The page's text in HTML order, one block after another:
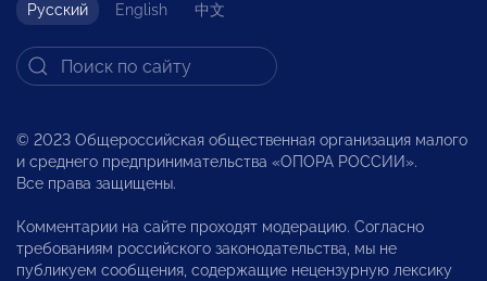
Русский English 中文
© 2023 Общероссийская общественная организация малого
и среднего предпринимательства «ОПОРА РОССИИ».
Все права защищены.
Комментарии на сайте проходят модерацию. Согласно
требованиям российского законодательства, мы не
публикуем сообщения, содержащие нецензурную лексику